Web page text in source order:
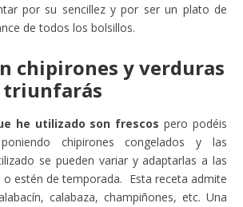
por su sencillez y por ser un plato de
de todos los bolsillos.
chipirones y verduras
triunfarás
he utilizado son frescos pero podéis
chipirones congelados y las
se pueden variar y adaptarlas a las
estén de temporada. Esta receta admite
calabaza, champiñones, etc. Una